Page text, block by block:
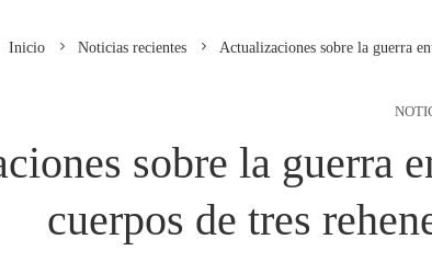
Inicio Noticias recientes Actualizaciones sobre la guerra
sobre la guerra
cuerpos de tres